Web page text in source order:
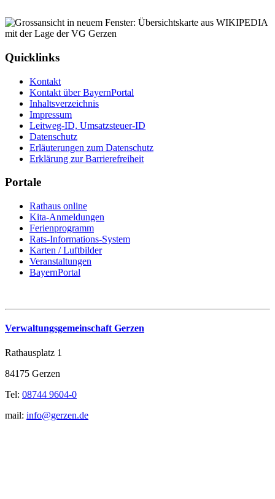
Quicklinks
Kontakt
Kontakt über BayernPortal
Inhaltsverzeichnis
Impressum
Leitweg-ID, Umsatzsteuer-ID
Datenschutz
Erläuterungen zum Datenschutz
Erklärung zur Barrierefreiheit
Portale
Rathaus online
Kita-Anmeldungen
Ferienprogramm
Rats-Informations-System
Karten / Luftbilder
Veranstaltungen
BayernPortal
Verwaltungsgemeinschaft Gerzen
Rathausplatz 1
84175 Gerzen
Tel: 08744 9604-0
mail: info@gerzen.de